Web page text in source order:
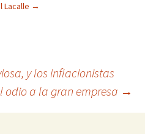
Lacalle →
y los inflacionistas
odio a la gran empresa →